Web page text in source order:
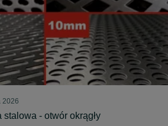
2026
- otwór okrągły